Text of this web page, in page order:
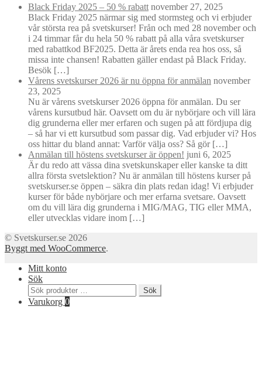
Black Friday 2025 – 50 % rabatt november 27, 2025
Black Friday 2025 närmar sig med stormsteg och vi erbjuder
vår största rea på svetskurser! Från och med 28 november och
i 24 timmar får du hela 50 % rabatt på alla våra svetskurser
med rabattkod BF2025. Detta är årets enda rea hos oss, så
missa inte chansen! Rabatten gäller endast på Black Friday.
Besök […]
Vårens svetskurser 2026 är nu öppna för anmälan november
23, 2025
Nu är vårens svetskurser 2026 öppna för anmälan. Du ser
vårens kursutbud här. Oavsett om du är nybörjare och vill lära
dig grunderna eller mer erfaren och sugen på att fördjupa dig
– så har vi ett kursutbud som passar dig. Vad erbjuder vi? Hos
oss hittar du bland annat: Varför välja oss? Så gör […]
Anmälan till höstens svetskurser är öppen! juni 6, 2025
Är du redo att vässa dina svetskunskaper eller kanske ta ditt
allra första svetslektion? Nu är anmälan till höstens kurser på
svetskurser.se öppen – säkra din plats redan idag! Vi erbjuder
kurser för både nybörjare och mer erfarna svetsare. Oavsett
om du vill lära dig grunderna i MIG/MAG, TIG eller MMA,
eller utvecklas vidare inom […]
© Svetskurser.se 2026
Byggt med WooCommerce.
Mitt konto
Sök
Sök
efter:
Sök
Varukorg 0